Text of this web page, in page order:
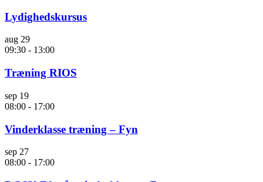
Lydighedskursus
aug 29
09:30 - 13:00
Træning RIOS
sep 19
08:00 - 17:00
Vinderklasse træning – Fyn
sep 27
08:00 - 17:00